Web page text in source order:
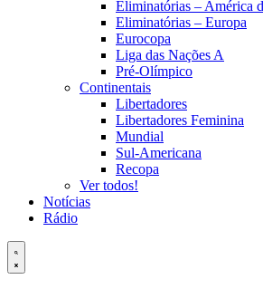
Eliminatórias – América
Eliminatórias – Europa
Eurocopa
Liga das Nações A
Pré-Olímpico
Continentais
Libertadores
Libertadores Feminina
Mundial
Sul-Americana
Recopa
Ver todos!
Notícias
Rádio